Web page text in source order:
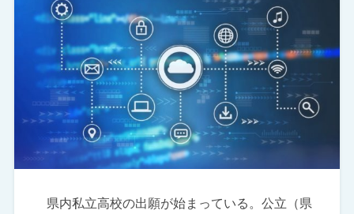
県内私立高校の出願が始まっている。公立（県